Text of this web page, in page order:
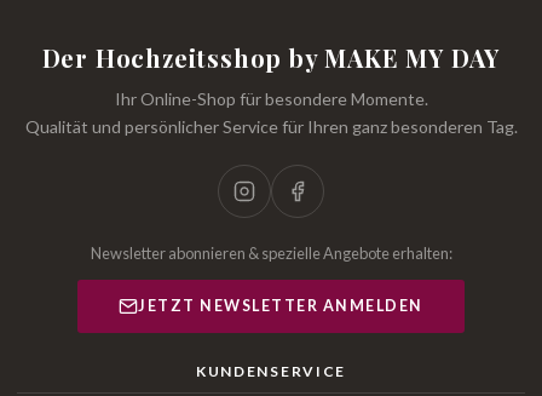
Der Hochzeitsshop by MAKE MY DAY
Ihr Online-Shop für besondere Momente.
Qualität und persönlicher Service für Ihren ganz besonderen Tag.
Newsletter abonnieren & spezielle Angebote erhalten:
JETZT NEWSLETTER ANMELDEN
KUNDENSERVICE